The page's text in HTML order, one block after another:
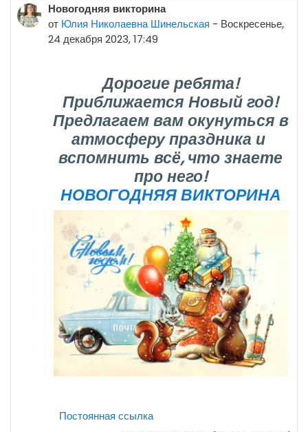
Новогодняя викторина
от Юлия Николаевна Шинельская - Воскресенье,
24 декабря 2023, 17:49
Дорогие ребята!
Приближается Новый год!
Предлагаем вам окунуться в
атмосферу праздника и
вспомнить всё, что знаете
про него!
НОВОГОДНЯЯ ВИКТОРИНА
Постоянная ссылка